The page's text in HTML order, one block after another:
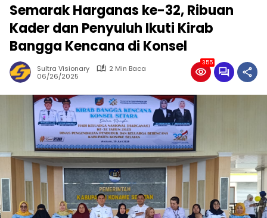
Semarak Harganas ke-32, Ribuan
Kader dan Penyuluh Ikuti Kirab
Bangga Kencana di Konsel
Sultra Visionary
2 Min Baca
06/26/2025
355